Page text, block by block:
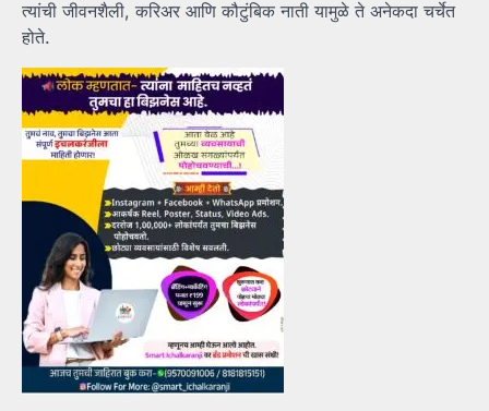
त्यांची जीवनशैली, करिअर आणि कौटुंबिक नाती यामुळे ते अनेकदा चर्चेत
होते.